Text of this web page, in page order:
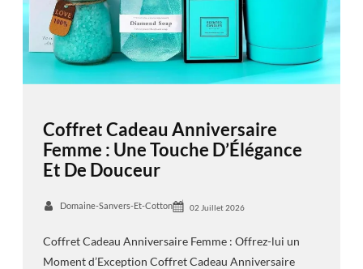
Coffret Cadeau Anniversaire
Femme : Une Touche D’Élégance
Et De Douceur
Domaine-Sanvers-Et-Cotton 02 Juillet 2026
Coffret Cadeau Anniversaire Femme : Offrez-lui un
Moment d’Exception Coffret Cadeau Anniversaire